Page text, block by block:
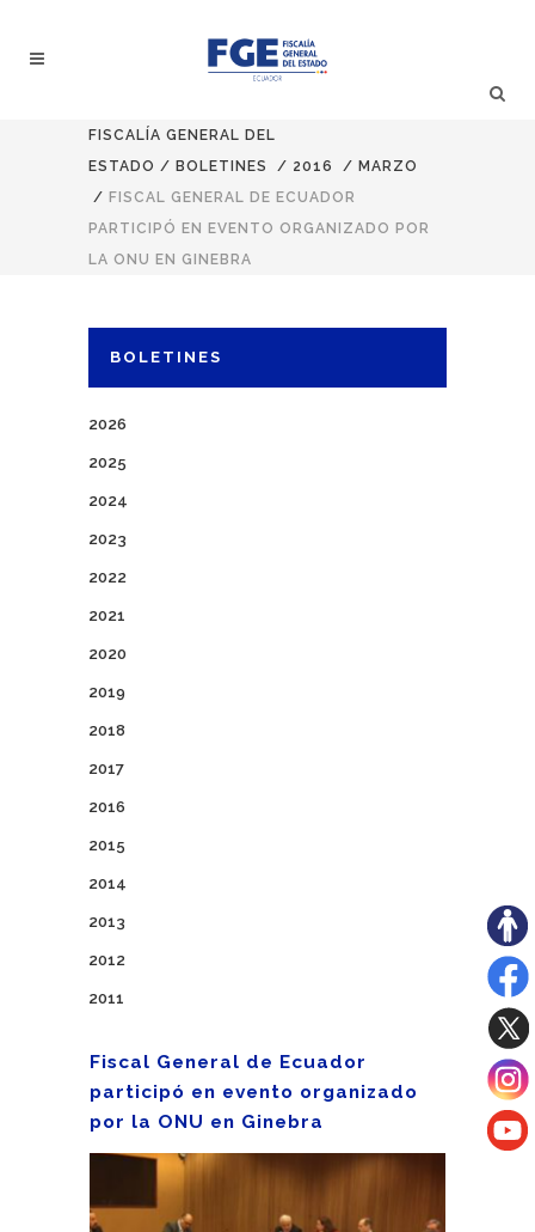
FISCALÍA GENERAL DEL
ESTADO / BOLETINES / 2016 / MARZO
/ FISCAL GENERAL DE ECUADOR
PARTICIPÓ EN EVENTO ORGANIZADO POR
LA ONU EN GINEBRA
BOLETINES
2026
2025
2024
2023
2022
2021
2020
2019
2018
2017
2016
2015
2014
2013
2012
2011
Fiscal General de Ecuador
participó en evento organizado
por la ONU en Ginebra